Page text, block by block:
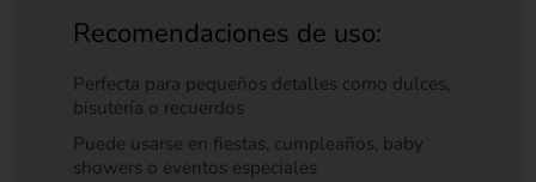
Recomendaciones de uso:
Perfecta para pequeños detalles como dulces,
bisutería o recuerdos
Puede usarse en fiestas, cumpleaños, baby
showers o eventos especiales